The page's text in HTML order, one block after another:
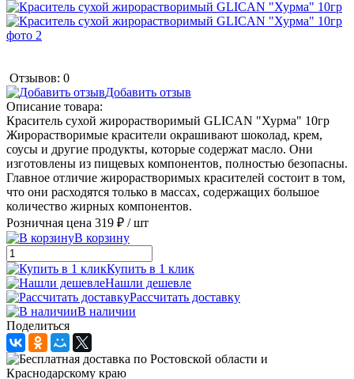
Отзывов: 0
Добавить отзыв
Описание товара:
Краситель сухой жирорастворимый GLICAN "Хурма" 10гр
Жирорастворимые красители окрашивают шоколад, крем,
соусы и другие продукты, которые содержат масло. Они
изготовлены из пищевых компонентов, полностью безопасны.
Главное отличие жирорастворимых красителей состоит в том,
что они расходятся только в массах, содержащих большое
количество жирных компонентов.
Розничная цена 319 ₽ / шт
В корзину
Купить в 1 клик
Нашли дешевле
Рассчитать доставку
В наличии
Поделиться